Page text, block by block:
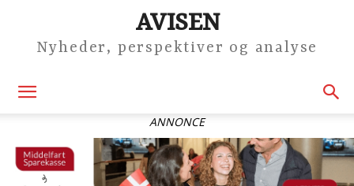
AVISEN
Nyheder, perspektiver og analyse
ANNONCE